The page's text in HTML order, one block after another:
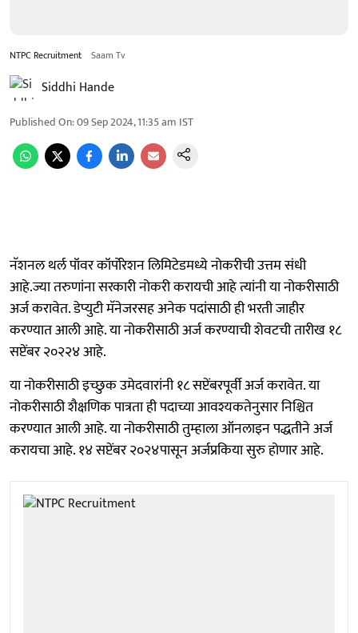
NTPC Recruitment Saam Tv
Siddhi Hande
Published On:09 Sep 2024, 11:35 am IST
नॅशनल थर्ल पॉवर कॉर्पोरेशन लिमिटेडमध्ये नोकरीची उत्तम संधी
आहे.ज्या तरुणांना सरकारी नोकरी करायची आहे त्यांनी या नोकरीसाठी
अर्ज करावेत. डेप्युटी मॅनेजरसह अनेक पदांसाठी ही भरती जाहीर
करण्यात आली आहे. या नोकरीसाठी अर्ज करण्याची शेवटची तारीख १८
सप्टेंबर २०२२४ आहे.
या नोकरीसाठी इच्छुक उमेदवारांनी १८ सप्टेंबरपूर्वी अर्ज करावेत. या
नोकरीसाठी शैक्षणिक पात्रता ही पदाच्या आवश्यकतेनुसार निश्चित
करण्यात आली आहे. या नोकरीसाठी तुम्हाला ऑनलाइन पद्धतीने अर्ज
करायचा आहे. १४ सप्टेंबर २०२४पासून अर्जप्रकिया सुरु होणार आहे.